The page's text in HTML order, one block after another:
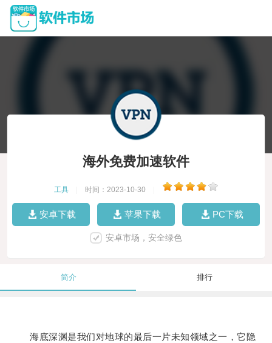
海外免费加速软件
工具 时间：2023-10-30
安卓下载 苹果下载 PC下载
安卓市场，安全绿色
简介 排行
海底深渊是我们对地球的最后一片未知领域之一，它隐